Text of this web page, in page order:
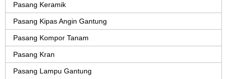
Pasang Keramik
Pasang Kipas Angin Gantung
Pasang Kompor Tanam
Pasang Kran
Pasang Lampu Gantung